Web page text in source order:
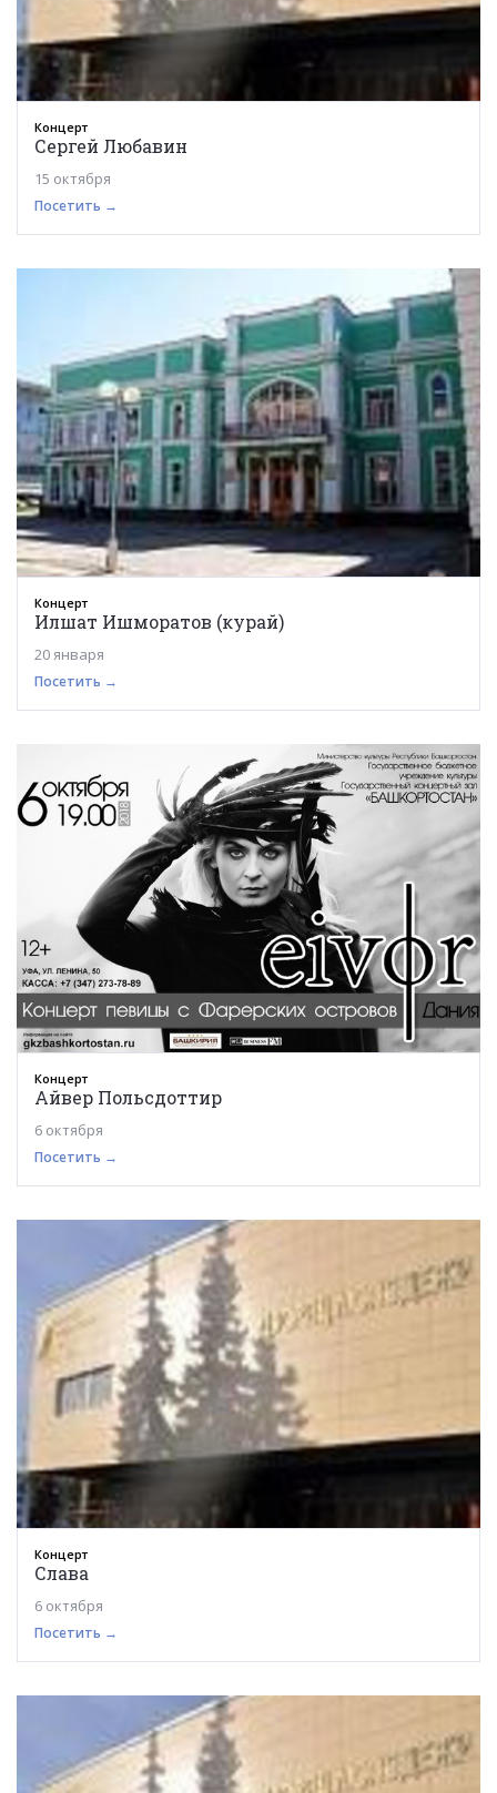
Концерт
Сергей Любавин
15 октября
Посетить →
Концерт
Илшат Ишморатов (курай)
20 января
Посетить →
Концерт
Айвер Польсдоттир
6 октября
Посетить →
Концерт
Слава
6 октября
Посетить →